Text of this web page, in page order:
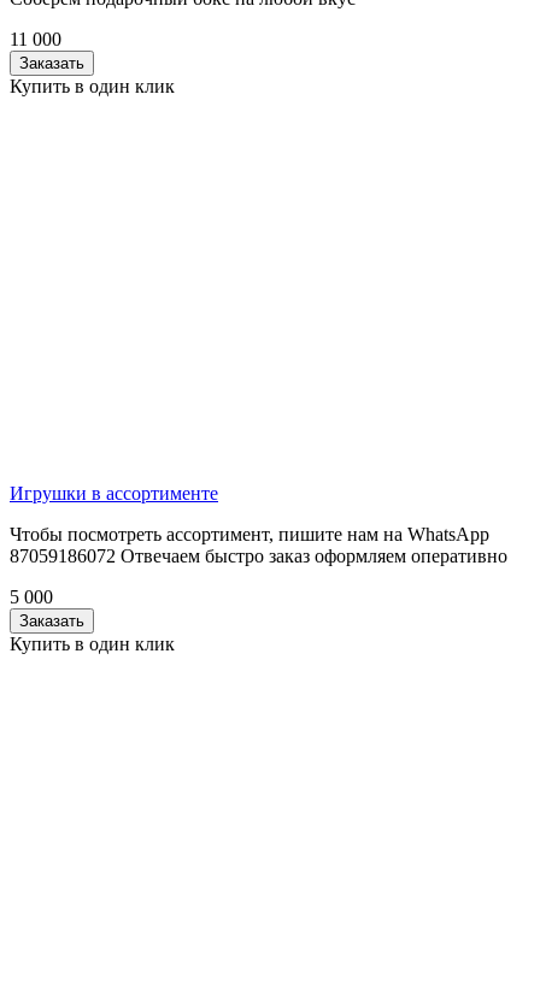
11 000
Заказать
Купить в один клик
Игрушки в ассортименте
Чтобы посмотреть ассортимент, пишите нам на WhatsApp
87059186072 Отвечаем быстро заказ оформляем оперативно
5 000
Заказать
Купить в один клик